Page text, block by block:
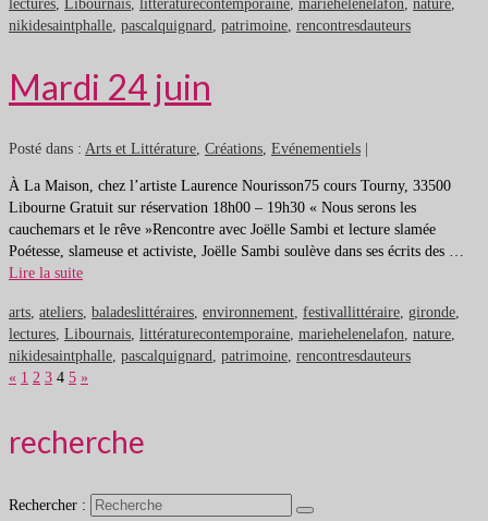
lectures Libournais littératurecontemporaine mariehelenelafon nature
nikidesaintphalle pascalquignard patrimoine rencontresdauteurs
Mardi 24 juin
Posté dans : Arts et Littérature Créations Evénementiels
À La Maison, chez l’artiste Laurence Nourisson75 cours Tourny, 33500
Libourne Gratuit sur réservation 18h00 – 19h30 « Nous serons les
cauchemars et le rêve »Rencontre avec Joëlle Sambi et lecture slamée
Poétesse, slameuse et activiste, Joëlle Sambi soulève dans ses écrits des …
Lire la suite
arts ateliers baladeslittéraires environnement festivallittéraire gironde
lectures Libournais littératurecontemporaine mariehelenelafon nature
nikidesaintphalle pascalquignard patrimoine rencontresdauteurs
« 1 2 3 4 5 »
recherche
Rechercher :